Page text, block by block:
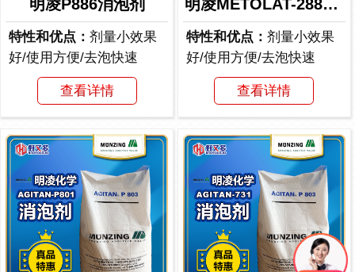
明凌P886消泡剂
特性和优点：剂量小效果
好/使用方便/去泡快速
查看详情
明凌METOLAT-288流平剂
特性和优点： 剂量小效果
好/使用方便/去泡快速
查看详情